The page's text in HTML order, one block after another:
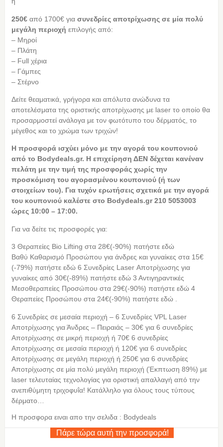
250€από 1700€ γιασυνεδρίες αποτρίχωσης σε μία πολύ
μεγάλη περιοχή επιλογής από:
– Μηροί
– Πλάτη
– Full χέρια
– Γάμπες
– Στέρνο
Δείτε θεαματικά, γρήγορα και απόλυτα ανώδυνα τα
αποτελέσματα της οριστικής αποτρίχωσης με laser το οποίο θα
προσαρμοστεί ανάλογα με τον φωτότυπο του δέρματός, το
μέγεθος και το χρώμα των τριχών!
Η προσφορά ισχύει μόνο με την αγορά του κουπονιού
από το Bodydeals.gr. Η επιχείρηση ΔΕΝ δέχεται κανέναν
πελάτη με την τιμή της προσφοράς χωρίς την
προσκόμιση του αγορασμένου κουπονιού (ή των
στοιχείων του). Για τυχόν ερωτήσεις σχετικά με την αγορά
του κουπονιού καλέστε στο Bodydeals.gr 210 5053003
ώρες 10:00 – 17:00.
Για να δείτε τις προσφορές για:
3 Θεραπείες Bio Lifting στα 28€(-90%) πατήστε εδώ
Βαθύ Καθαρισμό Προσώπου για άνδρες και γυναίκες στα 15€
(-79%) πατήστε εδώ 6 Συνεδρίες Laser Αποτρίχωσης για
γυναίκες από 30€(-89%) πατήστε εδώ 3 Αντιγηραντικές
Μεσοθεραπείες Προσώπου στα 29€(-90%) πατήστε εδώ 4
Θεραπείες Προσώπου στα 24€(-90%) πατήστε εδώ .
6 Συνεδρίες σε μεσαία περιοχή – 6 Συνεδρίες VPL Laser
Αποτρίχωσης για Άνδρες – Πειραιάς – 30€ για 6 συνεδρίες
Aποτρίχωσης σε μικρή περιοχή ή 70€ 6 συνεδρίες
Aποτρίχωσης σε μεσαία περιοχή ή 120€ για 6 συνεδρίες
Aποτρίχωσης σε μεγάλη περιοχή ή 250€ για 6 συνεδρίες
Aποτρίχωσης σε μία πολύ μεγάλη περιοχή (Έκπτωση 89%) με
laser τελευταίας τεχνολογίας για οριστική απαλλαγή από την
ανεπιθύμητη τριχοφυΐα! Κατάλληλο για όλους τους τύπους
δέρματο…
Η προσφορα ειναι απο την σελιδα : Bodydeals
Πάρε τώρα αυτή την προσφορά!